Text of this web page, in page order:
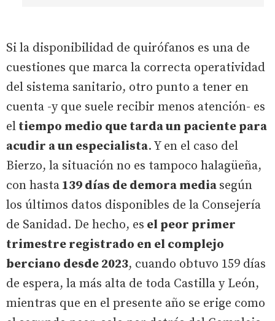
Si la disponibilidad de quirófanos es una de
cuestiones que marca la correcta operatividad
del sistema sanitario, otro punto a tener en
cuenta -y que suele recibir menos atención- es
el tiempo medio que tarda un paciente para
acudir a un especialista. Y en el caso del
Bierzo, la situación no es tampoco halagüeña,
con hasta 139 días de demora media según
los últimos datos disponibles de la Consejería
de Sanidad. De hecho, es el peor primer
trimestre registrado en el complejo
berciano desde 2023, cuando obtuvo 159 días
de espera, la más alta de toda Castilla y León,
mientras que en el presente año se erige como